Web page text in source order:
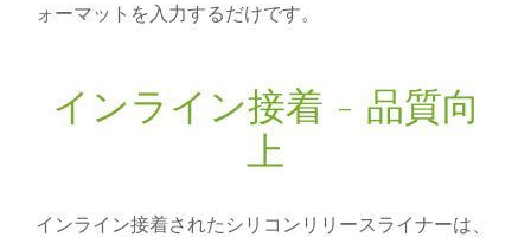
ォーマットを入力するだけです。
インライン接着 - 品質向
上
インライン接着されたシリコンリリースライナーは、